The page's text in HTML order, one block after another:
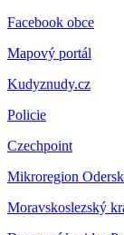
Facebook obce
Mapový portál
Kudyznudy.cz
Policie
Czechpoint
Mikroregion
Moravskoslezský